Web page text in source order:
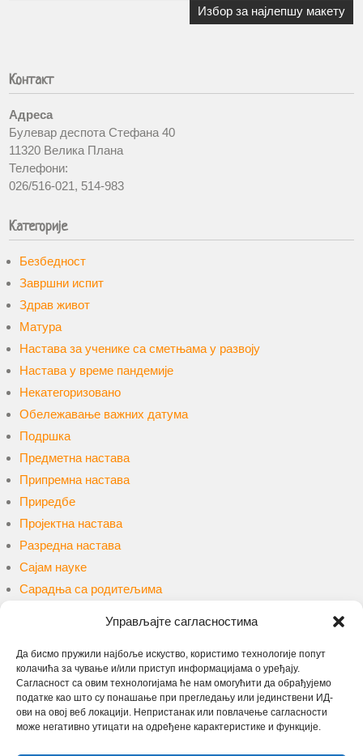
Управљајте сагласностима
Да бисмо пружили најбоље искуство, користимо технологије попут
колачића за чување и/или приступ информацијама о уређају.
Сагласност са овим технологијама ће нам омогућити да обрађујемо
податке као што су понашање при прегледању или јединствени ИД-
ови на овој веб локацији. Непристанак или повлачење сагласности
може негативно утицати на одређене карактеристике и функције.
Избор за најлепшу макету
Контакт
Адреса
Булевар деспота Стефана 40
11320 Велика Плана
Телефони:
026/516-021, 514-983
Категорије
Безбедност
Завршни испит
Здрав живот
Матура
Настава за ученике са сметњама у развоју
Настава у време пандемије
Некатегоризовано
Обележавање важних датума
Подршка
Предметна настава
Припремна настава
Приредбе
Пројектна настава
Разредна настава
Сајам науке
Сарадња са родитељима
Такмичења и конкурси
Уџбеници и наставна средства
Упис
Учење на даљину